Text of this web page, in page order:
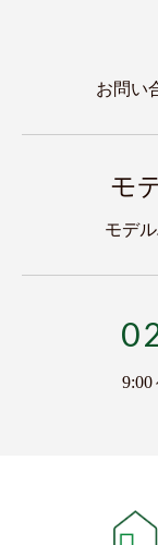
お問い
モ
モデ
9:00